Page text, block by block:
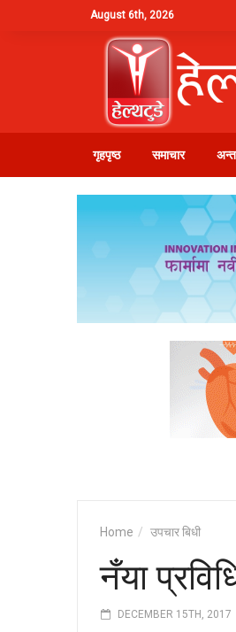
August 6th, 2026
गृहपृष्ठ समाचार
Home उपचार बिधी
नँया
DECEMBER 15TH, 2017